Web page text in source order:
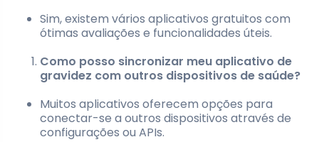
Sim, existem vários aplicativos gratuitos com
ótimas avaliações e funcionalidades úteis.
Como posso sincronizar meu aplicativo de
gravidez com outros dispositivos de saúde?
Muitos aplicativos oferecem opções para
conectar-se a outros dispositivos através de
configurações ou APIs.